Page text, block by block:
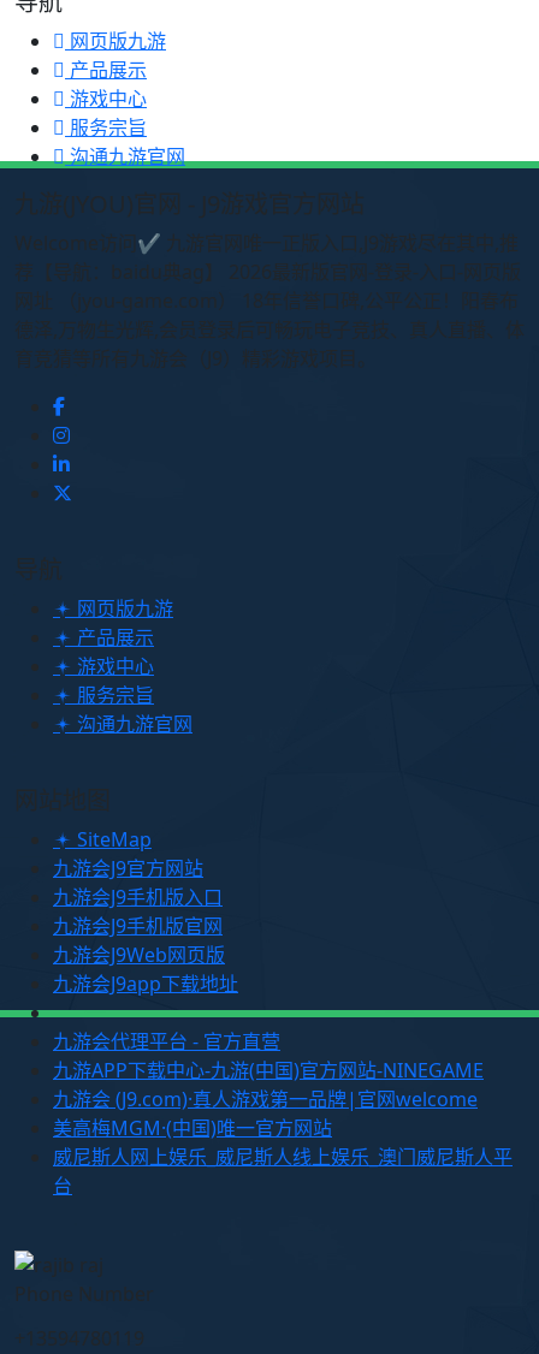
网页版九游
产品展示
游戏中心
服务宗旨
沟通九游官网
九游(JYOU)官网 - J9游戏官方网站
Welcome访问✔ 九游官网唯一正版入口,J9游戏尽在其中,推
荐【导航：baidu典ag】 2026最新版官网-登录-入口-网页版
网址 （jyou-game.com） 18年信誉口碑,公平公正！阳春布
德泽,万物生光辉,会员登录后可畅玩电子竞技、真人直播、体
育竞猜等所有九游会（J9）精彩游戏项目。
导航
网页版九游
产品展示
游戏中心
服务宗旨
沟通九游官网
网站地图
SiteMap
九游会J9官方网站
九游会J9手机版入口
九游会J9手机版官网
九游会J9Web网页版
九游会J9app下载地址
九游会代理平台 - 官方直营
九游APP下载中心-九游(中国)官方网站-NINEGAME
九游会 (J9.com)·真人游戏第一品牌|官网welcome
美高梅MGM·(中国)唯一官方网站
威尼斯人网上娱乐_威尼斯人线上娱乐_澳门威尼斯人平
台
Phone Number
+13594780119